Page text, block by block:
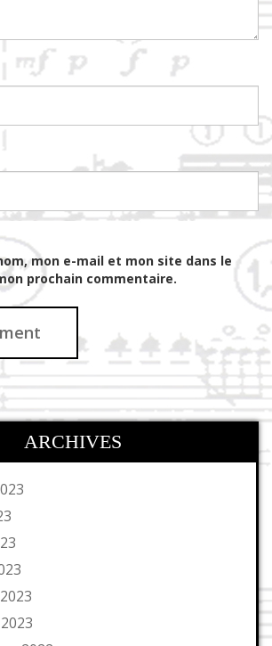
mon e-mail et mon site dans le
prochain commentaire.
ARCHIVES